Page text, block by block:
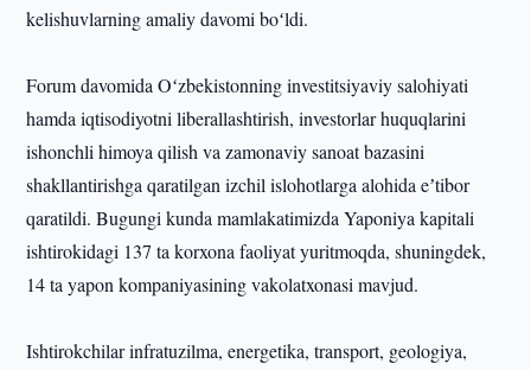
kelishuvlarning amaliy davomi boʻldi.
Forum davomida Oʻzbekistonning investitsiyaviy salohiyati
hamda iqtisodiyotni liberallashtirish, investorlar huquqlarini
ishonchli himoya qilish va zamonaviy sanoat bazasini
shakllantirishga qaratilgan izchil islohotlarga alohida eʼtibor
qaratildi. Bugungi kunda mamlakatimizda Yaponiya kapitali
ishtirokidagi 137 ta korxona faoliyat yuritmoqda, shuningdek,
14 ta yapon kompaniyasining vakolatxonasi mavjud.
Ishtirokchilar infratuzilma, energetika, transport, geologiya,